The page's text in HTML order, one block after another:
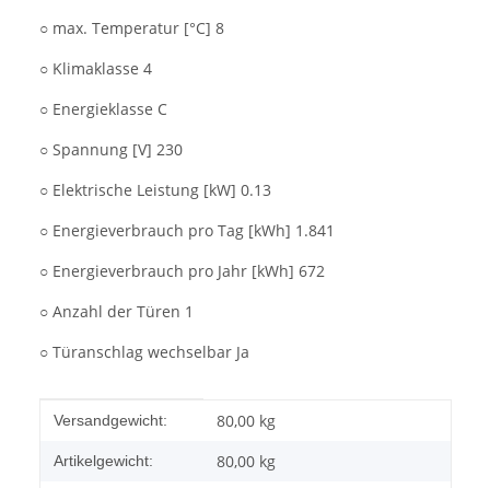
○ max. Temperatur [°C] 8
○ Klimaklasse 4
○ Energieklasse C
○ Spannung [V] 230
○ Elektrische Leistung [kW] 0.13
○ Energieverbrauch pro Tag [kWh] 1.841
○ Energieverbrauch pro Jahr [kWh] 672
○ Anzahl der Türen 1
○ Türanschlag wechselbar Ja
Produkteigenschaft
Wert
Versandgewicht: 80,00 kg
Artikelgewicht: 80,00 kg